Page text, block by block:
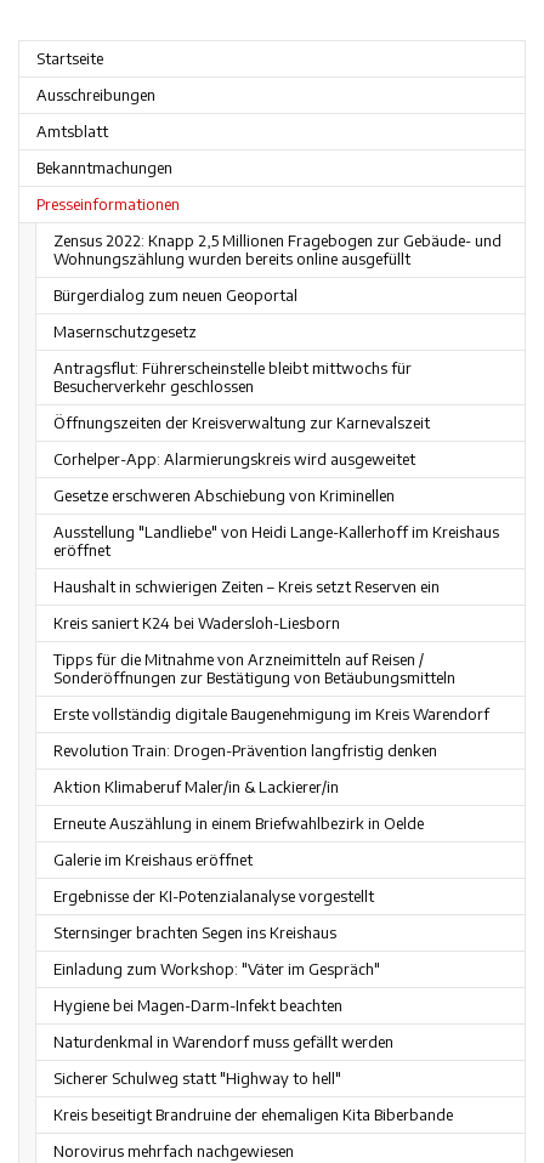
Startseite
Ausschreibungen
Amtsblatt
Bekanntmachungen
Presseinformationen
Zensus 2022: Knapp 2,5 Millionen Fragebogen zur Gebäude- und
Wohnungszählung wurden bereits online ausgefüllt
Bürgerdialog zum neuen Geoportal
Masernschutzgesetz
Antragsflut: Führerscheinstelle bleibt mittwochs für
Besucherverkehr geschlossen
Öffnungszeiten der Kreisverwaltung zur Karnevalszeit
Corhelper-App: Alarmierungskreis wird ausgeweitet
Gesetze erschweren Abschiebung von Kriminellen
Ausstellung "Landliebe" von Heidi Lange-Kallerhoff im Kreishaus
eröffnet
Haushalt in schwierigen Zeiten – Kreis setzt Reserven ein
Kreis saniert K24 bei Wadersloh-Liesborn
Tipps für die Mitnahme von Arzneimitteln auf Reisen /
Sonderöffnungen zur Bestätigung von Betäubungsmitteln
Erste vollständig digitale Baugenehmigung im Kreis Warendorf
Revolution Train: Drogen-Prävention langfristig denken
Aktion Klimaberuf Maler/in & Lackierer/in
Erneute Auszählung in einem Briefwahlbezirk in Oelde
Galerie im Kreishaus eröffnet
Ergebnisse der KI-Potenzialanalyse vorgestellt
Sternsinger brachten Segen ins Kreishaus
Einladung zum Workshop: "Väter im Gespräch"
Hygiene bei Magen-Darm-Infekt beachten
Naturdenkmal in Warendorf muss gefällt werden
Sicherer Schulweg statt "Highway to hell"
Kreis beseitigt Brandruine der ehemaligen Kita Biberbande
Norovirus mehrfach nachgewiesen